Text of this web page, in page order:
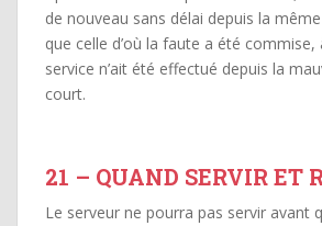
de nouveau sans délai depuis la
que celle d’où la faute a été commise,
service n’ait été effectué depuis la
court.
21 – QUAND SERVIR ET
Le serveur ne pourra pas servir avant